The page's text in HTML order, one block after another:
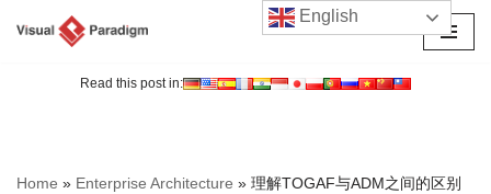
Read this post in:
Home » Enterprise Architecture » 理解TOGAF与ADM之间的区别
English